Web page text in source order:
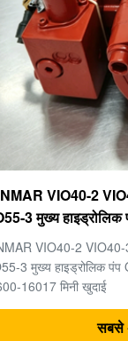
Kubota U20-3
230F OEM
RB559-61290
कुबोटा U20-3 U25-
MAG-18VP-230F
RB559-61290